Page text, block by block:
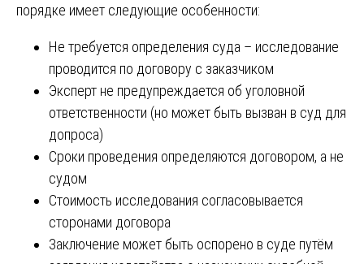
порядке имеет следующие особенности:
Не требуется определения суда – исследование
проводится по договору с заказчиком
Эксперт не предупреждается об уголовной
ответственности (но может быть вызван в суд для
допроса)
Сроки проведения определяются договором, а не
судом
Стоимость исследования согласовывается
сторонами договора
Заключение может быть оспорено в суде путём